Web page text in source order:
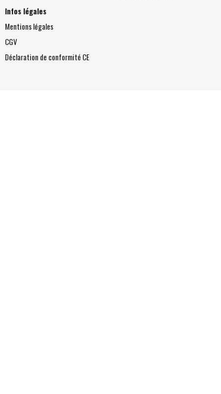
Infos légales
Mentions légales
CGV
Déclaration de conformité CE